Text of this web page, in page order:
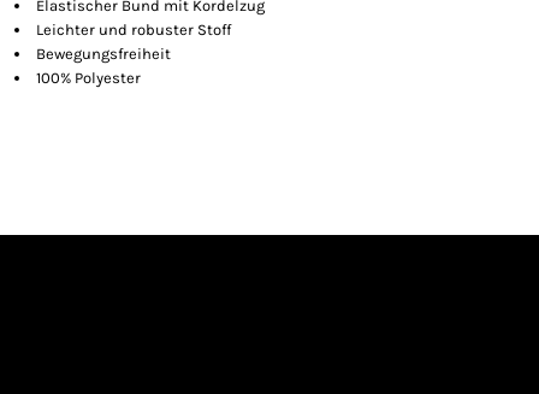
Elastischer Bund mit Kordelzug
Leichter und robuster Stoff
Bewegungsfreiheit
100% Polyester